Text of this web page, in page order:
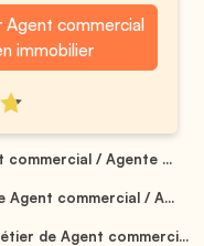
Agent commercial
immobilier
/ Agente ...
Agent commercial / A...
de Agent commerci...